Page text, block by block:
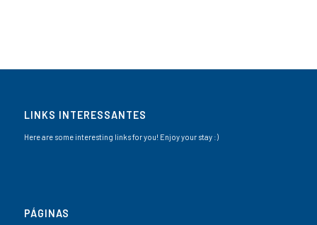
LINKS INTERESSANTES
Here are some interesting links for you! Enjoy your stay :)
PÁGINAS